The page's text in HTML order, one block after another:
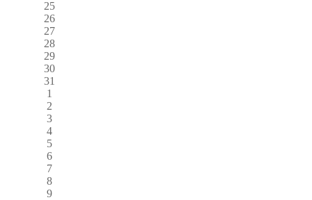
25
26
27
28
29
30
31
1
2
3
4
5
6
7
8
9